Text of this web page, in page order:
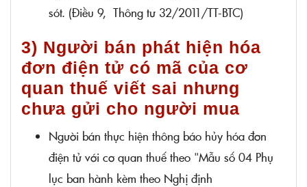
sót. (Điều 9, Thông tư 32/2011/TT-BTC)
3) Người bán phát hiện hóa
đơn điện tử có mã của cơ
quan thuế viết sai nhưng
chưa gửi cho người mua
Người bán thực hiện thông báo hủy hóa đơn
điện tử với cơ quan thuế theo "Mẫu số 04 Phụ
lục ban hành kèm theo Nghị định